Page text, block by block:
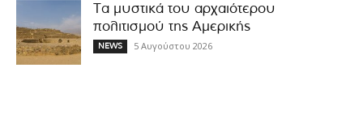
Τα μυστικά του αρχαιότερου
πολιτισμού της Αμερικής
NEWS 5 Αυγούστου 2026